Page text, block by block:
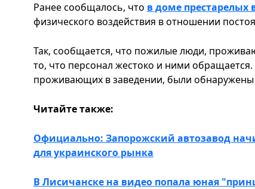
Ранее сообщалось, что в доме престарелых
физического воздействия в отношении
Так, сообщается, что пожилые люди,
то, что персонал жестоко и ними
проживающих в заведении, были
Читайте также:
Официально: Запорожский автозавод
для украинского рынка
В Лисичанске на видео попала юная